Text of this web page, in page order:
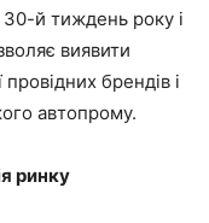
30-й тиждень року і
виявити
брендів і
автопрому.
ринку